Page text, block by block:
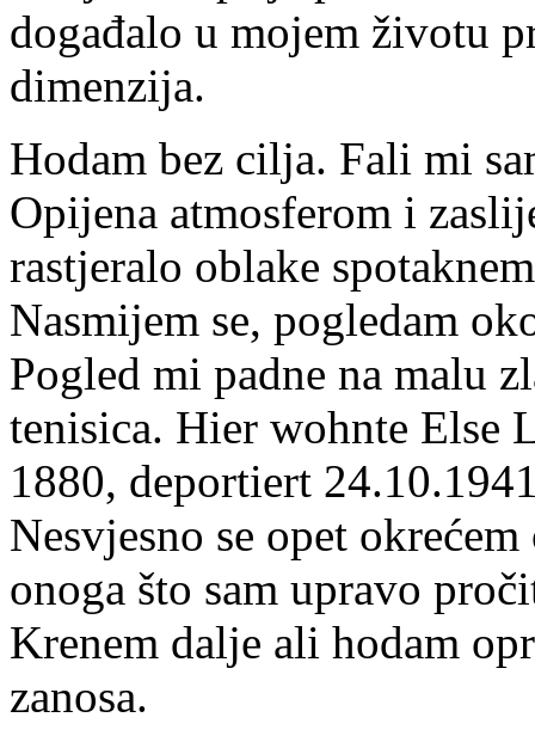
događalo u mojem životu
dimenzija.
Hodam bez cilja. Fali mi
Opijena atmosferom i
rastjeralo oblake
Nasmijem se, pogledam
Pogled mi padne na malu
tenisica. Hier wohnte Else
1880, deportiert
Nesvjesno se opet
onoga što sam upravo
Krenem dalje ali hodam
zanosa.